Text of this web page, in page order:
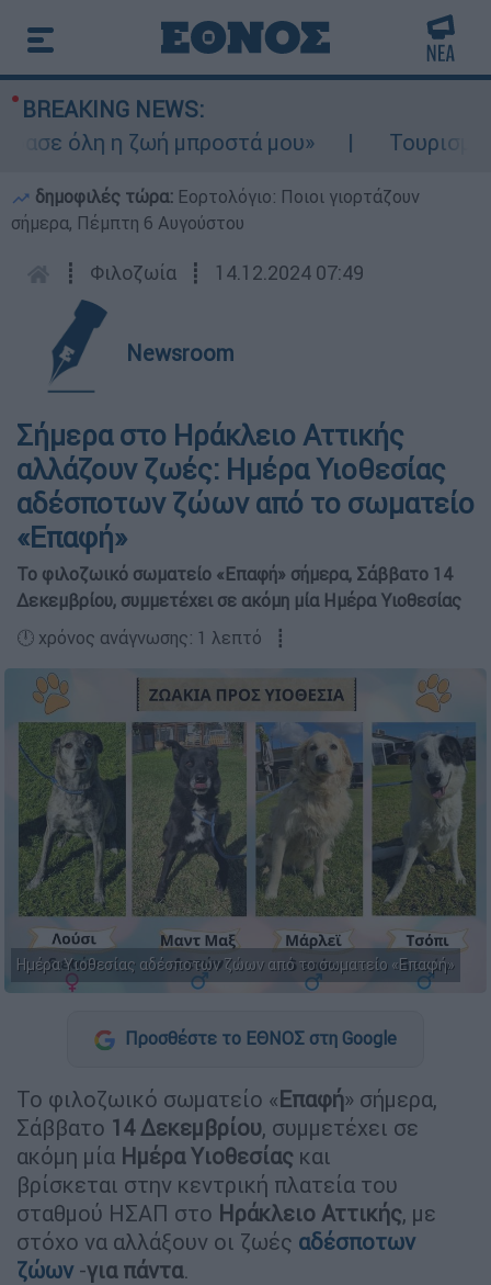
BREAKING NEWS:
η ζωή μπροστά μου»
Τουρισμός
δημοφιλές τώρα: Εορτολόγιο: Ποιοι γιορτάζουν
σήμερα, Πέμπτη 6 Αυγούστου
┋ Φιλοζωία ┋ 14.12.2024 07:49
Newsroom
Σήμερα στο Ηράκλειο Αττικής
αλλάζουν ζωές: Ημέρα Υιοθεσίας
αδέσποτων ζώων από το σωματείο
«Επαφή»
Το φιλοζωικό σωματείο «Επαφή» σήμερα, Σάββατο 14
Δεκεμβρίου, συμμετέχει σε ακόμη μία Ημέρα Υιοθεσίας
🕛 χρόνος ανάγνωσης: 1 λεπτό ┋
Ημέρα Υιοθεσίας αδέσποτων ζώων από το σωματείο «Επαφή»
Προσθέστε το ΕΘΝΟΣ στη Google
Το φιλοζωικό σωματείο «Επαφή» σήμερα,
Σάββατο 14 Δεκεμβρίου, συμμετέχει σε
ακόμη μία Ημέρα Υιοθεσίας και
βρίσκεται στην κεντρική πλατεία του
σταθμού ΗΣΑΠ στο Ηράκλειο Αττικής, με
στόχο να αλλάξουν οι ζωές αδέσποτων
ζώων-για πάντα.